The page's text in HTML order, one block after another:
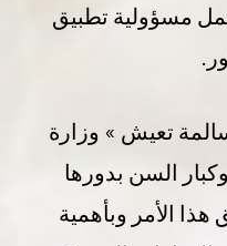
مسؤولية تطبيق
تعيش » وزارة
السن بدورها
الأمر وبأهمية